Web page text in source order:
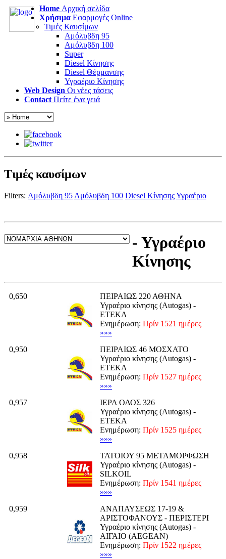
Home Αρχική σελίδα
Χρήσιμα Εφαρμογές Online
Τιμές Καυσίμων
Αμόλυβδη 95
Αμόλυβδη 100
Super
Diesel Κίνησης
Diesel Θέρμανσης
Υγραέριο Κίνησης
Web Design Οι νέες τάσεις
Contact Πείτε ένα γειά
Τιμές καυσίμων
Filters: Αμόλυβδη 95 Αμόλυβδη 100 Diesel ΚίνησηςΥγραέριο
- Υγραέριο
Κίνησης
0,650
ΠΕΙΡΑΙΩΣ 220 ΑΘΗΝΑ
Υγραέριο κίνησης (Autogas) -
ΕΤΕΚΑ
Ενημέρωση: Πρίν 1521 ημέρες
»»»
0,950
ΠΕΙΡΑΙΩΣ 46 ΜΟΣΧΑΤΟ
Υγραέριο κίνησης (Autogas) -
ΕΤΕΚΑ
Ενημέρωση: Πρίν 1527 ημέρες
»»»
0,957
ΙΕΡΑ ΟΔΟΣ 326
Υγραέριο κίνησης (Autogas) -
ΕΤΕΚΑ
Ενημέρωση: Πρίν 1525 ημέρες
»»»
0,958
ΤΑΤΟΙΟΥ 95 ΜΕΤΑΜΟΡΦΩΣΗ
Υγραέριο κίνησης (Autogas) -
SILKOIL
Ενημέρωση: Πρίν 1541 ημέρες
»»»
0,959
ΑΝΑΠΑΥΣΕΩΣ 17-19 &
ΑΡΙΣΤΟΦΑΝΟΥΣ - ΠΕΡΙΣΤΕΡΙ
Υγραέριο κίνησης (Autogas) -
ΑΙΓΑΙΟ (AEGEAN)
Ενημέρωση: Πρίν 1522 ημέρες
»»»